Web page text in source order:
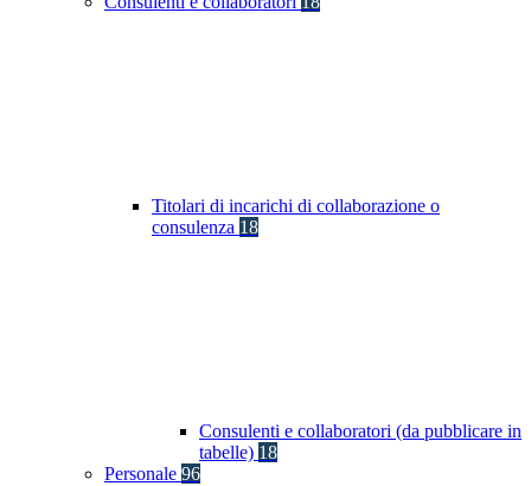
Titolari di incarichi di collaborazione o
consulenza 18
Consulenti e collaboratori (da pubblicare in
tabelle) 18
Personale 96